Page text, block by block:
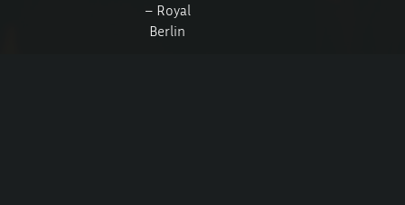
– Royal
Berlin